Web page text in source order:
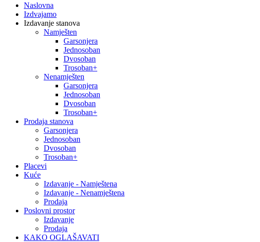
Naslovna
Izdvajamo
Izdavanje stanova
Namješten
Garsonjera
Jednosoban
Dvosoban
Trosoban+
Nenamješten
Garsonjera
Jednosoban
Dvosoban
Trosoban+
Prodaja stanova
Garsonjera
Jednosoban
Dvosoban
Trosoban+
Placevi
Kuće
Izdavanje - Namještena
Izdavanje - Nenamještena
Prodaja
Poslovni prostor
Izdavanje
Prodaja
KAKO OGLAŠAVATI